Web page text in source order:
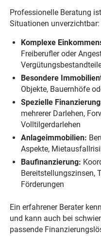
Professionelle Beratung
Situationen unverzichtbar:
Komplexe
Freiberufler oder
Besondere
Objekte, Bauernhöfe
Spezielle
mehrerer Darlehen,
Volltilgerdarlehen
Anlageimmobilien:
Aspekte,
Baufinanzierung:
Bereitstellungszinsen,
Förderungen
Ein erfahrener Berater
und kann auch bei
passende